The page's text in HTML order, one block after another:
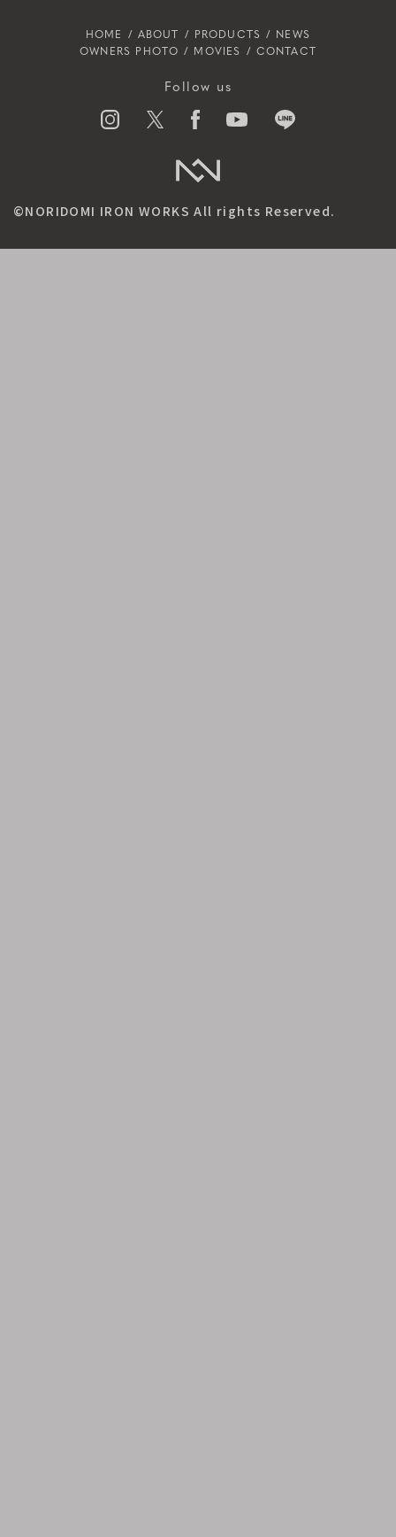
HOME ABOUT PRODUCTS
NEWS
OWNERS PHOTO
MOVIES CONTACT
Follow us
©NORIDOMI IRON WORKS All rights Reserved.